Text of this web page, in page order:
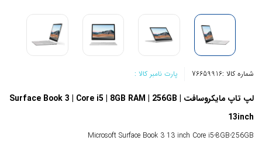
شماره کالا :76659916 پارت نامبر کالا :
لپ تاپ مایکروسافت Surface Book 3 | Core i5 | 8GB RAM | 256GB |
13inch
Microsoft Surface Book 3 13 inch Core i5-8GB-256GB